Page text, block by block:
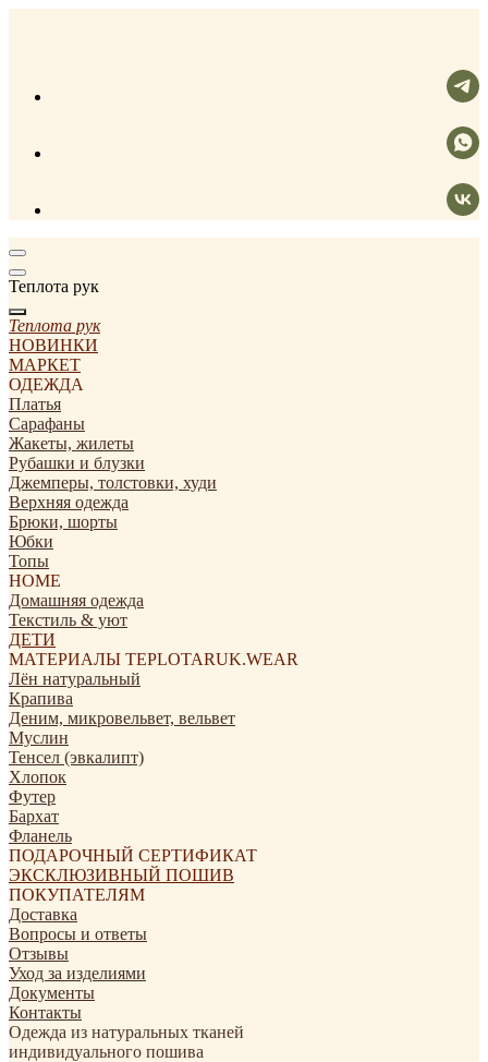
Теплота рук
Теплота рук
НОВИНКИ
МАРКЕТ
ОДЕЖДА
Платья
Сарафаны
Жакеты, жилеты
Рубашки и блузки
Джемперы, толстовки, худи
Верхняя одежда
Брюки, шорты
Юбки
Топы
HOME
Домашняя одежда
Текстиль & уют
ДЕТИ
МАТЕРИАЛЫ TEPLOTARUK.WEAR
Лён натуральный
Крапива
Деним, микровельвет, вельвет
Муслин
Тенсел (эвкалипт)
Хлопок
Футер
Бархат
Фланель
ПОДАРОЧНЫЙ СЕРТИФИКАТ
ЭКСКЛЮЗИВНЫЙ ПОШИВ
ПОКУПАТЕЛЯМ
Доставка
Вопросы и ответы
Отзывы
Уход за изделиями
Документы
Контакты
Одежда из натуральных тканей
индивидуального пошива